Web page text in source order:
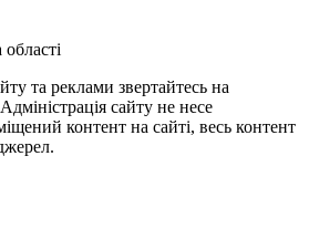
та реклами звертайтесь на
сайту не несе
контент на сайті, весь контент